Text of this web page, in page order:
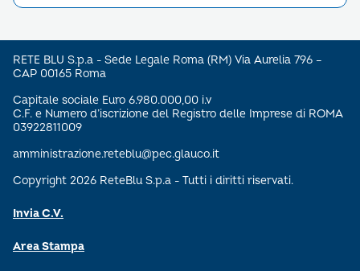
RETE BLU S.p.a - Sede Legale Roma (RM) Via Aurelia 796 –
CAP 00165 Roma
Capitale sociale Euro 6.980.000,00 i.v
C.F. e Numero d’iscrizione del Registro delle Imprese di ROMA
03922811009
amministrazione.reteblu@pec.glauco.it
Copyright 2026 ReteBlu S.p.a - Tutti i diritti riservati.
Invia C.V.
Area Stampa